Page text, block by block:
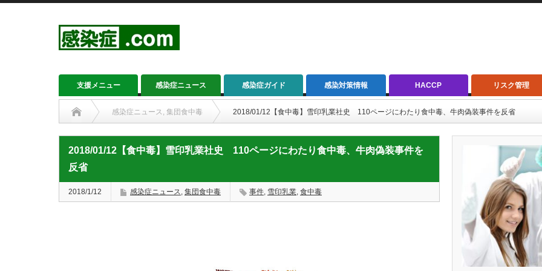
支援メニュー 感染症ニュース 感染症ガイド 感染対策情報 HACCP リスク管理
感染症ニュース, 集団食中毒 2018/01/12【食中毒】雪印乳業社史 110ページにわたり食中毒、牛肉偽装事件を反省
2018/01/12【食中毒】雪印乳業社史 110ページにわたり食中毒、牛肉偽装事件を
反省
2018/1/12 感染症ニュース, 集団食中毒 事件, 雪印乳業, 食中毒